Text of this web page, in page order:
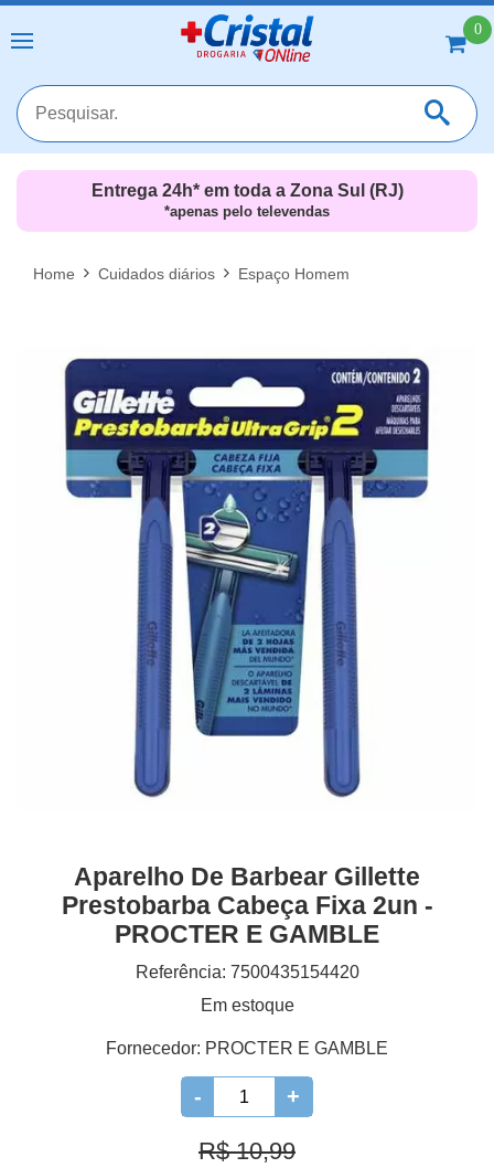
0
MAIS RESULTADOS
Entrega 24h* em toda a Zona Sul (RJ)
*apenas pelo televendas
Home Cuidados diários Espaço Homem
Aparelho De Barbear Gillette
Prestobarba Cabeça Fixa 2un -
PROCTER E GAMBLE
Referência: 7500435154420
Em estoque
Fornecedor: PROCTER E GAMBLE
- +
R$ 10,99